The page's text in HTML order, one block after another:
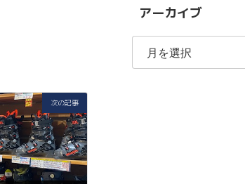
次の記事
アーカイブ
ア
カ